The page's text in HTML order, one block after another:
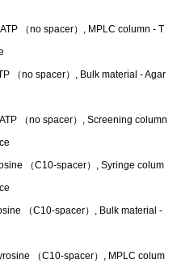
（no spacer）, MPLC column - T
（no spacer）, Bulk material - Agar
（no spacer）, Screening column
（C10-spacer）, Syringe colum
（C10-spacer）, Bulk material -
（C10-spacer）, MPLC colum